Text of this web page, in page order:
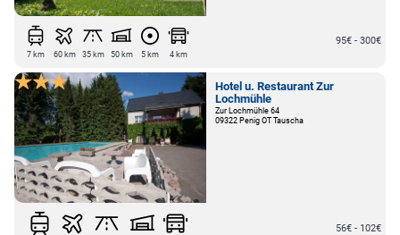
7 km 60 km 35 km 50 km 5 km 4 km
95€ - 300€
Hotel u. Restaurant Zur
Lochmühle
Zur Lochmühle 64
09322 Penig OT Tauscha
56€ - 102€